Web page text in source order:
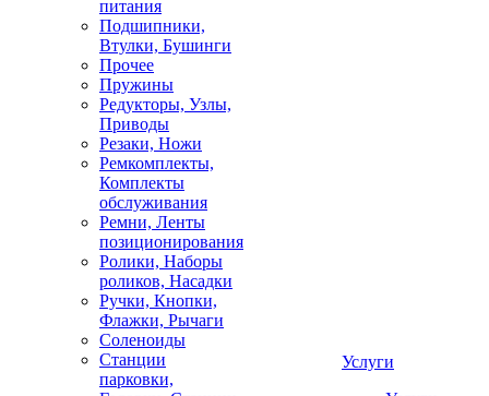
питания
Подшипники,
Втулки, Бушинги
Прочее
Пружины
Редукторы, Узлы,
Приводы
Резаки, Ножи
Ремкомплекты,
Комплекты
обслуживания
Ремни, Ленты
позиционирования
Ролики, Наборы
роликов, Насадки
Ручки, Кнопки,
Флажки, Рычаги
Соленоиды
Станции
парковки,
Услуги